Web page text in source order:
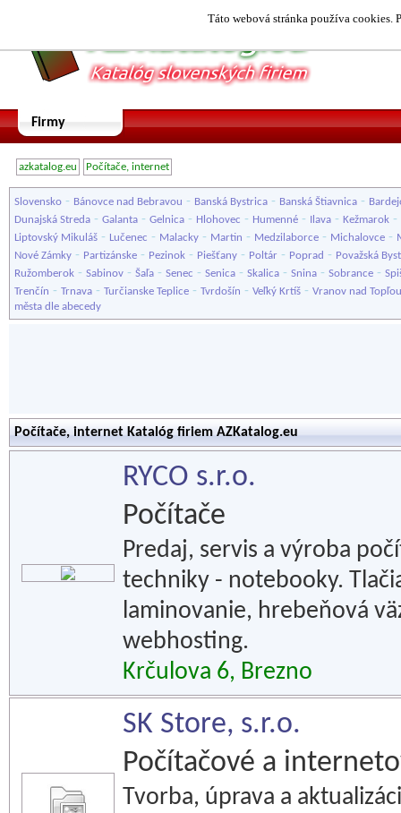
Táto webová stránka používa cookies.
Firmy
azkatalog.eu Počítače, internet
Slovensko - Bánovce nad Bebravou - Banská Bystrica - Banská Štiavnica -
Dunajská Streda - Galanta - Gelnica - Hlohovec - Humenné - Ilava - Kežmarok -
Liptovský Mikuláš - Lučenec - Malacky - Martin - Medzilaborce - Michalovce -
Nové Zámky - Partizánske - Pezinok - Piešťany - Poltár - Poprad - Považská
Ružomberok - Sabinov - Šaľa - Senec - Senica - Skalica - Snina - Sobrance -
Trenčín - Trnava - Turčianske Teplice - Tvrdošín - Veľký Krtíš - Vranov nad Topľou
města dle abecedy
Počítače, internet Katalóg firiem AZKatalog.eu
RYCO s.r.o.
Počítače
Predaj, servis a výroba
techniky - notebooky.
laminovanie, hrebeňová
webhosting.
Krčulova 6, Brezno
SK Store, s.r.o.
Počítačové a
Tvorba, úprava a